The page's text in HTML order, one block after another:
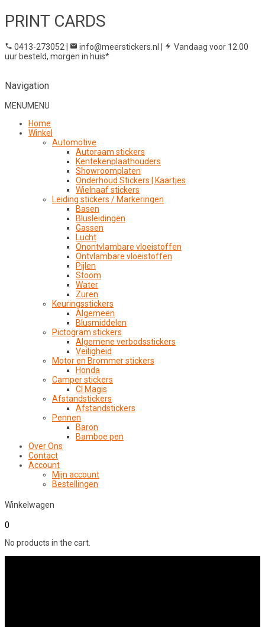
PRINT CARDS
0413-273052 | info@meerstickers.nl |
Vandaag voor 12.00
uur besteld, morgen in huis*
Navigation
MENUMENU
Home
Winkel
Automotive
Autoraam stickers
Kentekenplaathouders
Showroomplaten
Onderhoud Stickers | Kaartjes
Wielnaaf stickers
Leiding stickers / Markeringen
Basen
Blusleidingen
Gassen
Lucht
Onontvlambare vloeistoffen
Ontvlambare vloeistoffen
Pijlen
Stoom
Water
Zuren
Keuringsstickers
Algemeen
Blusmiddelen
Pictogram stickers
Algemene verbodsstickers
Veiligheid
Motor en Brommer stickers
Honda
Camper stickers
CI Magis
Afstandstickers
Afstandstickers
Pennen
Baron
Bamboe pen
Over Ons
Contact
Account
Mijn account
Bestellingen
Winkelwagen
0
No products in the cart.